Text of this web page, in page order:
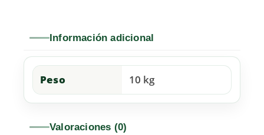
Información adicional
Peso 10 kg
Valoraciones (0)